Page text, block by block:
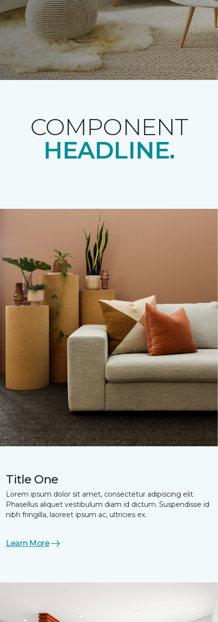
COMPONENT
HEADLINE.
Title One
Lorem ipsum dolor sit amet, consectetur adipiscing elit.
Phasellus aliquet vestibulum diam id dictum. Suspendisse id
nibh fringilla, laoreet ipsum ac, ultricies ex.
Learn More